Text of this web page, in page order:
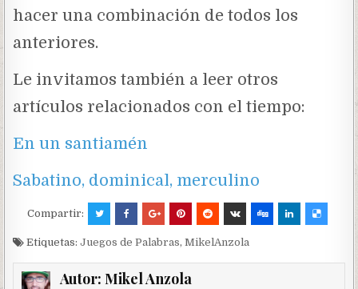
hacer una combinación de todos los
anteriores.
Le invitamos también a leer otros
artículos relacionados con el tiempo:
En un santiamén
Sabatino, dominical, merculino
Compartir:
Etiquetas:Juegos de Palabras,MikelAnzola
Autor: Mikel Anzola